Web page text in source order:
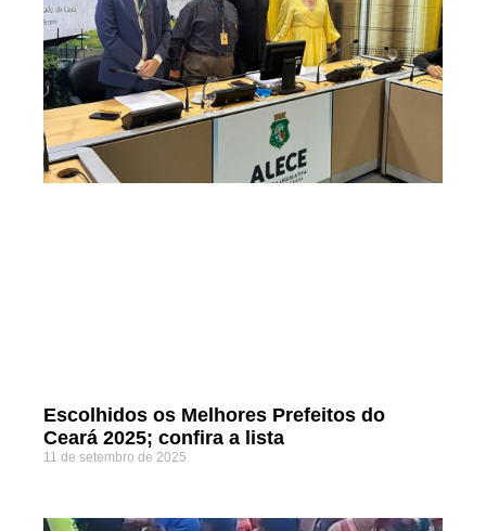
Escolhidos os Melhores Prefeitos do
Ceará 2025; confira a lista
11 de setembro de 2025